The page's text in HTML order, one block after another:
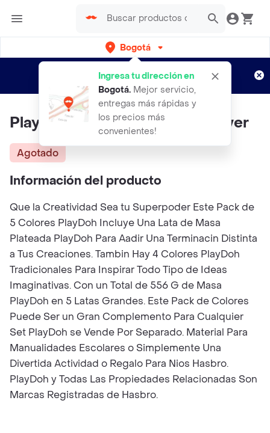
Bogotá
Ingresa tu dirección en
Bogotá. Mejor servicio,
entregas más rápidas y
los precios más
convenientes!
envíos gratis por semanas
Aplican TyC
Play Doh Pack Promocional Silver
Agotado
Información del producto
Que la Creatividad Sea tu Superpoder Este Pack de
5 Colores PlayDoh Incluye Una Lata de Masa
Plateada PlayDoh Para Aadir Una Terminacin Distinta
a Tus Creaciones. Tambin Hay 4 Colores PlayDoh
Tradicionales Para Inspirar Todo Tipo de Ideas
Imaginativas. Con un Total de 556 G de Masa
PlayDoh en 5 Latas Grandes. Este Pack de Colores
Puede Ser un Gran Complemento Para Cualquier
Set PlayDoh se Vende Por Separado. Material Para
Manualidades Escolares o Simplemente Una
Divertida Actividad o Regalo Para Nios Hasbro.
PlayDoh y Todas Las Propiedades Relacionadas Son
Marcas Registradas de Hasbro.